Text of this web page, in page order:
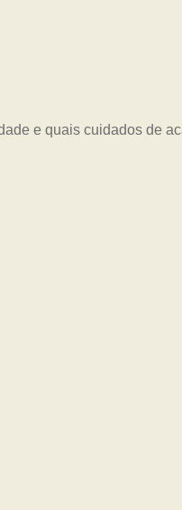
e quais cuidados de